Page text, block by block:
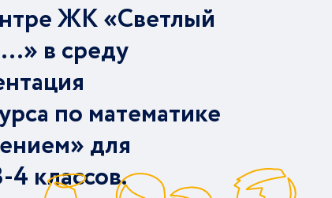
ЖК «Светлый
в среду
по математике
для
4 классов.